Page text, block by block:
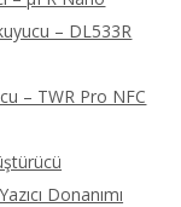
– DL533R
– TWR Pro NFC
Donanımı